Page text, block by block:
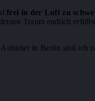
frei in der Luft zu
Traum endlich
in Berlin und ich